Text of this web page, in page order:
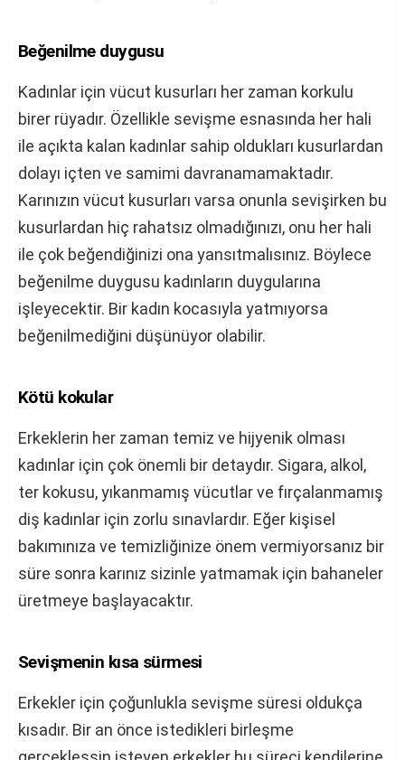
Beğenilme duygusu
Kadınlar için vücut kusurları her zaman korkulu
birer rüyadır. Özellikle sevişme esnasında her hali
ile açıkta kalan kadınlar sahip oldukları kusurlardan
dolayı içten ve samimi davranamamaktadır.
Karınızın vücut kusurları varsa onunla sevişirken bu
kusurlardan hiç rahatsız olmadığınızı, onu her hali
ile çok beğendiğinizi ona yansıtmalısınız. Böylece
beğenilme duygusu kadınların duygularına
işleyecektir. Bir kadın kocasıyla yatmıyorsa
beğenilmediğini düşünüyor olabilir.
Kötü kokular
Erkeklerin her zaman temiz ve hijyenik olması
kadınlar için çok önemli bir detaydır. Sigara, alkol,
ter kokusu, yıkanmamış vücutlar ve fırçalanmamış
diş kadınlar için zorlu sınavlardır. Eğer kişisel
bakımınıza ve temizliğinize önem vermiyorsanız bir
süre sonra karınız sizinle yatmamak için bahaneler
üretmeye başlayacaktır.
Sevişmenin kısa sürmesi
Erkekler için çoğunlukla sevişme süresi oldukça
kısadır. Bir an önce istedikleri birleşme